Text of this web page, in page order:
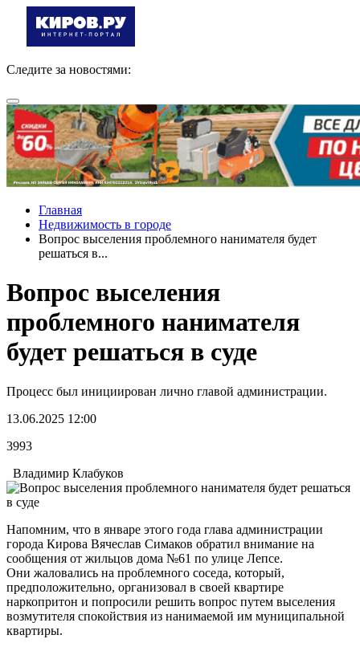
Следите за новостями:
Главная
Недвижимость в городе
Вопрос выселения проблемного нанимателя будет
решаться в...
Вопрос выселения
проблемного нанимателя
будет решаться в суде
Процесс был инициирован лично главой администрации.
13.06.2025 12:00
3993
Владимир Клабуков
Напомним, что в январе этого года глава администрации
города Кирова Вячеслав Симаков обратил внимание на
сообщения от жильцов дома №61 по улице Лепсе.
Они жаловались на проблемного соседа, который,
предположительно, организовал в своей квартире
наркопритон и попросили решить вопрос путем выселения
возмутителя спокойствия из нанимаемой им муниципальной
квартиры.